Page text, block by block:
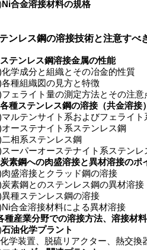
Ni合金溶接材料の規格
テンレス鋼の溶接技術と注意すべ
ステンレス鋼溶接金属の性能
成分と組織とその冶金的性質
組織図の見方と特徴
ライト量の測定方法とその注意
各種ステンレス鋼の溶接（共金溶接
テンサイト系およびフェライト
ステナイト系ステンレス鋼
系ステンレス鋼
パーオーステナイト系ステンレ
炭素鋼への肉盛溶接と異材溶接のポ
溶接とクラッド鋼の溶接
鋼とのステンレス鋼の異材溶接
ステンレス鋼の溶接
金溶接材料による異材溶接
種産業分野での溶接方法、溶接材
石油化学プラント
装置、脱硫リアクター、熱交換